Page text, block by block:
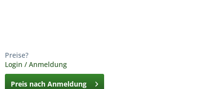
Preise?
Login / Anmeldung
Preis nach Anmeldung